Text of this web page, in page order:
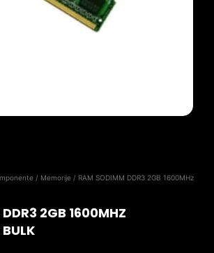
/ Memorije / RAM SODIMM DDR3 2GB 1600MHz
2GB 1600MHZ
BULK